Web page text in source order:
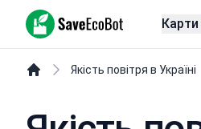
SaveEcoBot Карти
Якість повітря в Україні